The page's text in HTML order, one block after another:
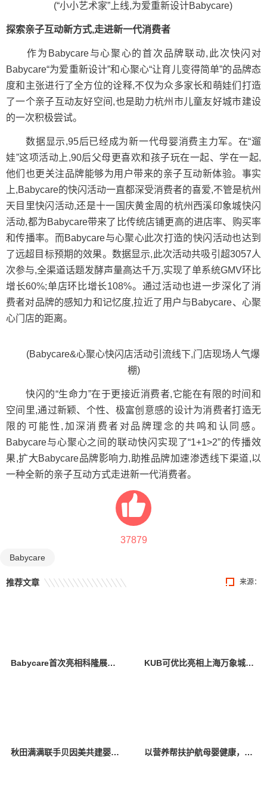
(“小小艺术家”上线,为爱重新设计Babycare)
探索亲子互动新方式,走进新一代消费者
作为Babycare与心聚心的首次品牌联动,此次快闪对
Babycare“为爱重新设计”和心聚心“让育儿变得简单”的品牌态
度和主张进行了全方位的诠释,不仅为众多家长和萌娃们打造
了一个亲子互动友好空间,也是助力杭州市儿童友好城市建设
的一次积极尝试。
数据显示,95后已经成为新一代母婴消费主力军。在“遛
娃”这项活动上,90后父母更喜欢和孩子玩在一起、学在一起,
他们也更关注品牌能够为用户带来的亲子互动新体验。事实
上,Babycare的快闪活动一直都深受消费者的喜爱,不管是杭州
天目里快闪活动,还是十一国庆黄金周的杭州西溪印象城快闪
活动,都为Babycare带来了比传统店铺更高的进店率、购买率
和传播率。而Babycare与心聚心此次打造的快闪活动也达到
了远超目标预期的效果。数据显示,此次活动共吸引超3057人
次参与,全渠道话题发酵声量高达千万,实现了单系统GMV环比
增长60%;单店环比增长108%。通过活动也进一步深化了消
费者对品牌的感知力和记忆度,拉近了用户与Babycare、心聚
心门店的距离。
(Babycare&心聚心快闪店活动引流线下,门店现场人气爆
棚)
快闪的“生命力”在于更接近消费者,它能在有限的时间和
空间里,通过新颖、个性、极富创意感的设计为消费者打造无
限的可能性,加深消费者对品牌理念的共鸣和认同感。
Babycare与心聚心之间的联动快闪实现了“1+1>2”的传播效
果,扩大Babycare品牌影响力,助推品牌加速渗透线下渠道,以
一种全新的亲子互动方式走进新一代消费者。
37879
Babycare
来源：
推荐文章
Babycare首次亮相科隆展，创新设计与卓越产品力引全球瞩目 KUB可优比亮相上海万象城，引领自然式养育新风尚
秋田满满联手贝因美共建婴辅营养联合创新实验室 深拓婴辅领域科研创新 以营养帮扶护航母婴健康，金领冠50°超凡守护公益行动落地云南